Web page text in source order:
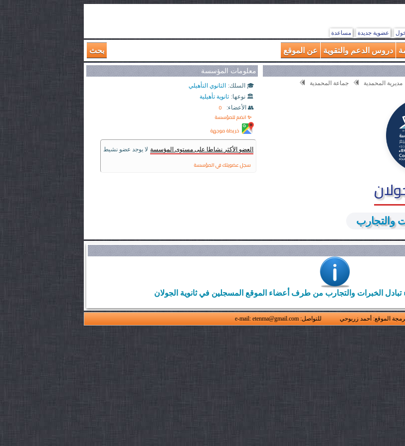
عضوية جديدة مساعدة
دروس الدعم والتقوية عن الموقع بحث
مديرية المحمدية جماعة المحمدية
والتجارب
معلومات المؤسسة
🎓 السلك: الثانوي التأهيلي
🏛️ نوعها: ثانوية تأهيلية
👥 الأعضاء:
0
✨ انضم للمؤسسة
خريطة موجهة
العضو الأكثر نشاطا على مستوى المؤسسة لا يوجد عضو نشيط
سجل عضويتك في المؤسسة
الخبرات والتجارب من طرف أعضاء الموقع المسجلين في ثانوية الجولان
الموقع: أحمد زربوحي للتواصل: e-mail: etenma@gmail.com